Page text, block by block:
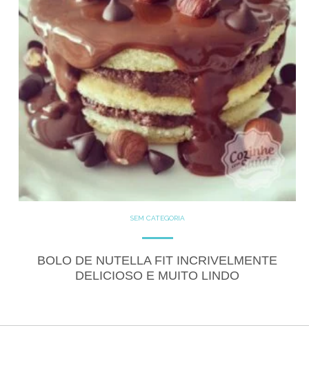
SEM CATEGORIA
BOLO DE NUTELLA FIT INCRIVELMENTE
DELICIOSO E MUITO LINDO